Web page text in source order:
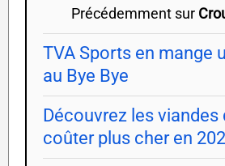
Précédemment sur
TVA Sports en mange
au Bye Bye
Découvrez les viandes
coûter plus cher en